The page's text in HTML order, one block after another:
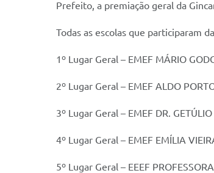
Prefeito, a premiação geral da
Todas as escolas que participaram
1º Lugar Geral – EMEF MÁRIO
2º Lugar Geral – EMEF ALDO
3º Lugar Geral – EMEF DR.
4º Lugar Geral – EMEF EMÍLIA
5º Lugar Geral – EEEF